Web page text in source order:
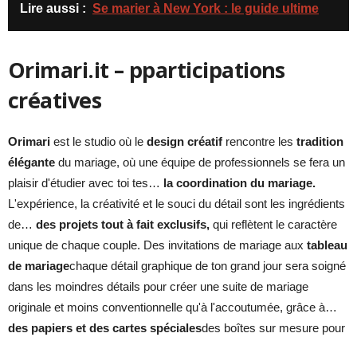
Lire aussi : Se marier à New York : le guide ultime
Orimari.it – pparticipations
créatives
Orimari est le studio où le design créatif rencontre les tradition
élégante du mariage, où une équipe de professionnels se fera un
plaisir d'étudier avec toi tes… la coordination du mariage.
L'expérience, la créativité et le souci du détail sont les ingrédients
de… des projets tout à fait exclusifs, qui reflètent le caractère
unique de chaque couple. Des invitations de mariage aux tableau
de mariagechaque détail graphique de ton grand jour sera soigné
dans les moindres détails pour créer une suite de mariage
originale et moins conventionnelle qu'à l'accoutumée, grâce à…
des papiers et des cartes spécialesdes boîtes sur mesure pour